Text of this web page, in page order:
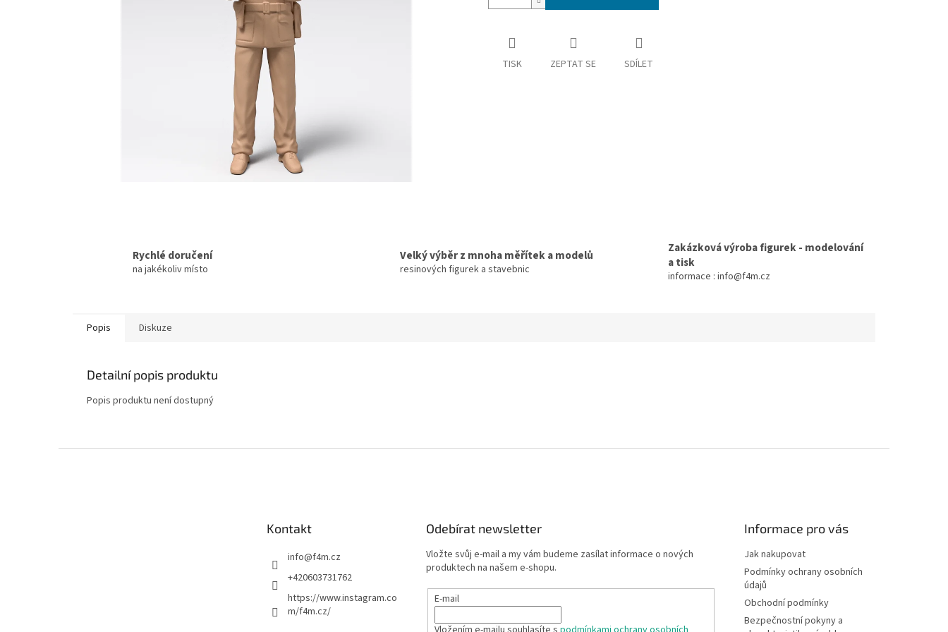
TISK ZEPTAT SE SDÍLET
Rychlé doručení
na jakékoliv místo
Velký výběr z mnoha měřítek a modelů
resinových figurek a stavebnic
Zakázková výroba figurek - modelování
a tisk
informace : info@f4m.cz
Popis Diskuze
Detailní popis produktu
Popis produktu není dostupný
Kontakt
info@f4m.cz
+420603731762
https://www.instagram.co
m/f4m.cz/
Odebírat newsletter
Vložte svůj e-mail a my vám budeme zasílat informace o nových
produktech na našem e-shopu.
E-mail
Informace pro vás
Jak nakupovat
Podmínky ochrany osobních
údajů
Obchodní podmínky
Bezpečnostní pokyny a